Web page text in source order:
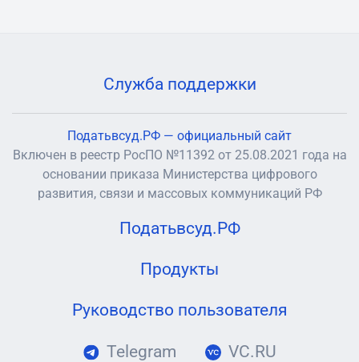
Служба поддержки
Податьвсуд.РФ — официальный сайт
Включен в реестр РосПО №11392 от 25.08.2021 года на
основании приказа Министерства цифрового
развития, связи и массовых коммуникаций РФ
Податьвсуд.РФ
Продукты
Руководство пользователя
Telegram VC.RU